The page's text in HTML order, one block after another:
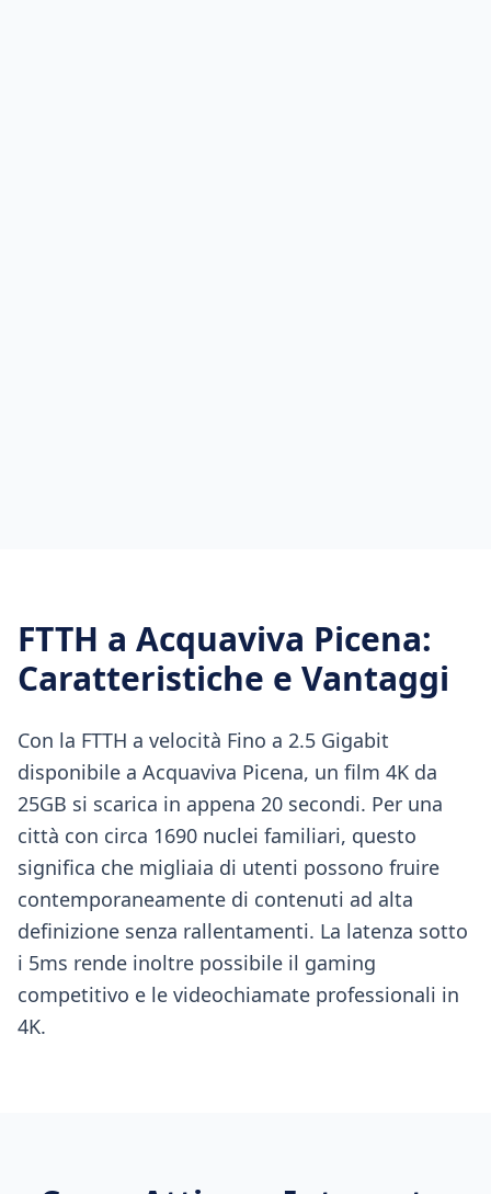
FTTH a Acquaviva Picena:
Caratteristiche e Vantaggi
Con la FTTH a velocità Fino a 2.5 Gigabit
disponibile a Acquaviva Picena, un film 4K da
25GB si scarica in appena 20 secondi. Per una
città con circa 1690 nuclei familiari, questo
significa che migliaia di utenti possono fruire
contemporaneamente di contenuti ad alta
definizione senza rallentamenti. La latenza sotto
i 5ms rende inoltre possibile il gaming
competitivo e le videochiamate professionali in
4K.